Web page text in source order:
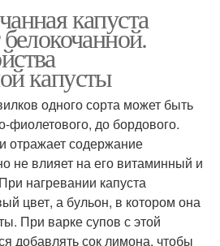
капуста
капусты
одного сорта может быть
фиолетового, до бордового.
отражает содержание
не влияет на его витаминный и
нагревании капуста
цвет, а бульон, в котором она
При варке супов с этой
добавлять сок лимона, чтобы